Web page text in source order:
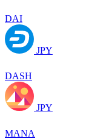
DAI
JPY
DASH
JPY
MANA